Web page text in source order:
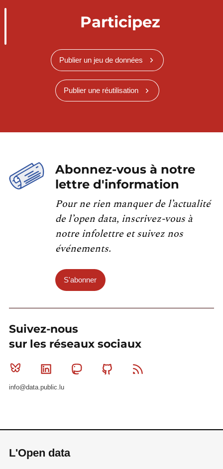
Participez
Publier un jeu de données
Publier une réutilisation
Abonnez-vous à notre
lettre d'information
Pour ne rien manquer de l’actualité
de l’open data, inscrivez-vous à
notre infolettre et suivez nos
événements.
S'abonner
Suivez-nous
sur les réseaux sociaux
Bluesky Linkedin MastodonGithub
info@data.public.lu
L'Open data